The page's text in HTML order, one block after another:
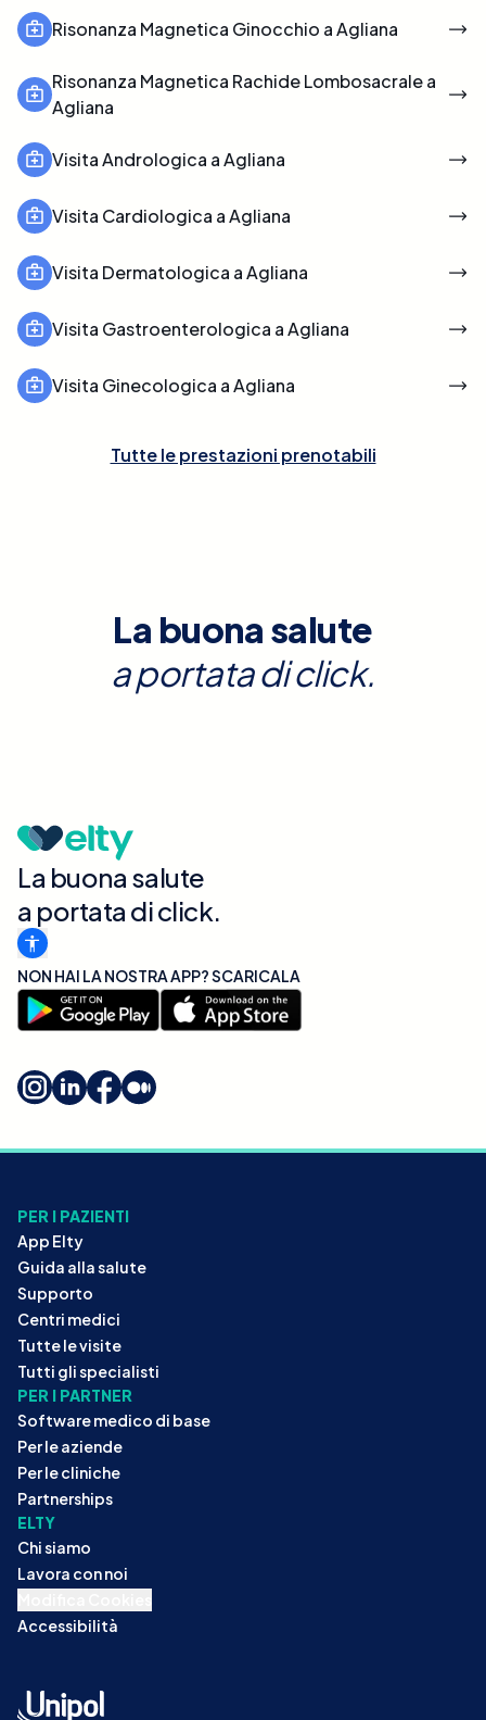
Risonanza Magnetica Ginocchio a Agliana
Risonanza Magnetica Rachide Lombosacrale a
Agliana
Visita Andrologica a Agliana
Visita Cardiologica a Agliana
Visita Dermatologica a Agliana
Visita Gastroenterologica a Agliana
Visita Ginecologica a Agliana
Tutte le prestazioni prenotabili
La buona salute
a portata di click.
La buona salute
a portata di click.
NON HAI LA NOSTRA APP? SCARICALA
PER I PAZIENTI
App Elty
Guida alla salute
Supporto
Centri medici
Tutte le visite
Tutti gli specialisti
PER I PARTNER
Software medico di base
Per le aziende
Per le cliniche
Partnerships
ELTY
Chi siamo
Lavora con noi
Accessibilità